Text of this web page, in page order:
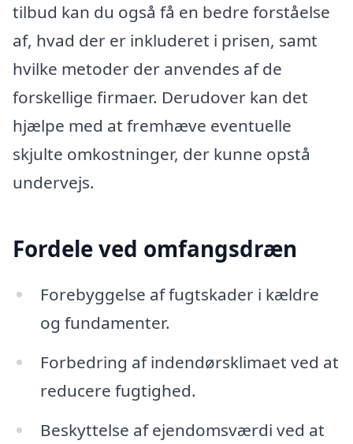
tilbud kan du også få en bedre forståelse
af, hvad der er inkluderet i prisen, samt
hvilke metoder der anvendes af de
forskellige firmaer. Derudover kan det
hjælpe med at fremhæve eventuelle
skjulte omkostninger, der kunne opstå
undervejs.
Fordele ved omfangsdræn
Forebyggelse af fugtskader i kældre
og fundamenter.
Forbedring af indendørsklimaet ved at
reducere fugtighed.
Beskyttelse af ejendomsværdi ved at